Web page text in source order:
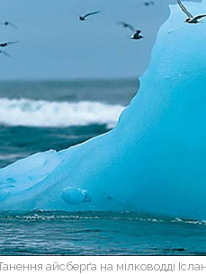
айсберґа на мілководді